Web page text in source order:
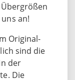
an!
Original-
sind die
der
Die